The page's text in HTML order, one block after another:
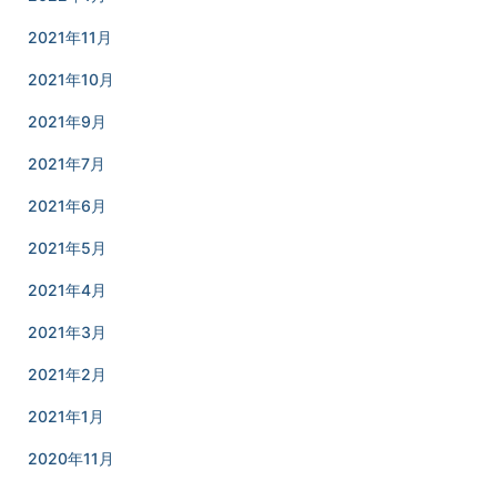
2021年11月
2021年10月
2021年9月
2021年7月
2021年6月
2021年5月
2021年4月
2021年3月
2021年2月
2021年1月
2020年11月